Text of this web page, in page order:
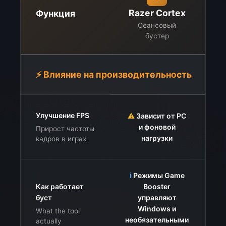
Функция
Razer Cortex
Сеансовый
бустер
⚡ Влияние на производительность
Улучшение FPS
Прирост частоты
кадров в играх
⚠️ Зависит от PC
и фоновой
нагрузки
Как работает
буст
What the tool
actually
ℹ️Режимы Game
Booster
управляют
Windows и
необязательными